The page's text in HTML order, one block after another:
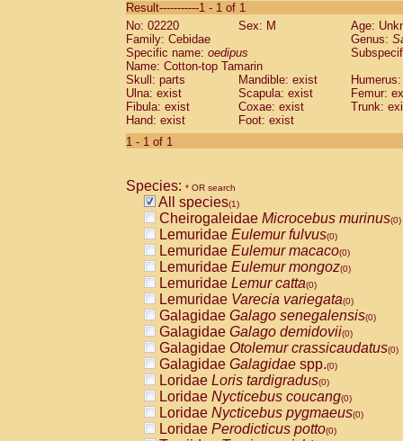
CebidaeSaguinus labiatus(0)
Cebidae Saguinus leucopus (0)
Cebidae
CebidaeSaguinus mystax
Cebidae Saguinus nigricollis (0)
Cebidae Saguinus oedipus
Cebidae Saguinus weddelli
Cebidae Saguinusspp.
Cebidae
CebidaeCebus capucinus
CebidaeCebus nigrivittatus
CebidaeCebus spp.(0)
CebidaeSaimiri boliviensis(0)
CebidaeSaimiri sciureus(0)
AtelidaeAlouatta caraya(0)
AtelidaeAlouatta fusca(0)
AtelidaeAlouatta seniculus(0)
AtelidaeAlouattaspp.(0)
AtelidaeAteles belzebuth(0)
AtelidaeAteles geoffroyi(0)
AtelidaeAteles paniscus(0)
AtelidaeAtelesspp.(0)
AtelidaeLagothrix lagothricha(0)
AtelidaeLagothrix lagothricha cana
PitheciidaeCacajao calvus
Result-----------1 - 1 of 1
No: 02220
Sex: M
Age:
Family: Cebidae
Genus:
Specific name: oedipus
Name: Cotton-top Tamarin
Skull: parts
Mandible: exist
Ulna: exist
Scapula: exist
Femur:
Fibula: exist
Coxae: exist
Trunk:
Hand: exist
Foot: exist
1 - 1 of 1
Species: * OR search
All species(1)
Cheirogaleidae Microcebus murinus(0)
Lemuridae Eulemur fulvus(0)
Lemuridae Eulemur macaco(0)
Lemuridae Eulemur mongoz(0)
Lemuridae Lemur catta(0)
Lemuridae Varecia variegata(0)
Galagidae Galago senegalensis(0)
Galagidae Galago demidovii(0)
Galagidae Otolemur crassicaudatus(0)
Galagidae Galagidae spp.(0)
Loridae Loris tardigradus(0)
Loridae Nycticebus coucang(0)
Loridae Nycticebus pygmaeus(0)
Loridae Perodicticus potto(0)